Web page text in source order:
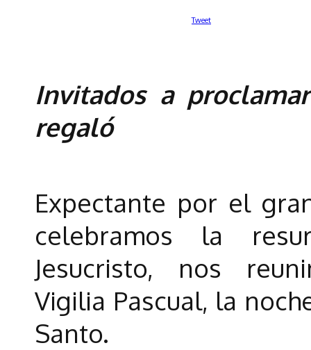
Tweet
Invitados a
regaló
Expectante por el
celebramos la
Jesucristo, nos
Vigilia Pascual, la
Santo.